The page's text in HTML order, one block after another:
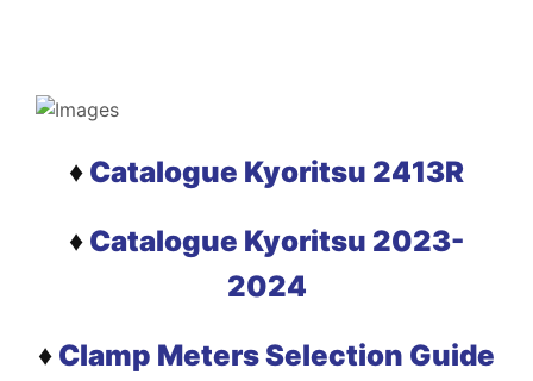
♦ Catalogue Kyoritsu 2413R
♦ Catalogue Kyoritsu 2023-
2024
♦ Clamp Meters Selection Guide